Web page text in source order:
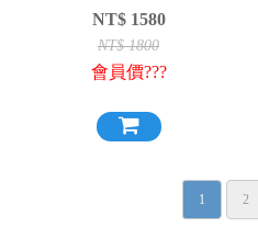
輕量化 折疊桌 IGT桌
NT$ 1580
NT$1800
會員價???
1 2